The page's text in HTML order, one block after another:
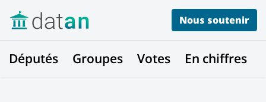
Nous soutenir
Députés Groupes Votes En chiffres